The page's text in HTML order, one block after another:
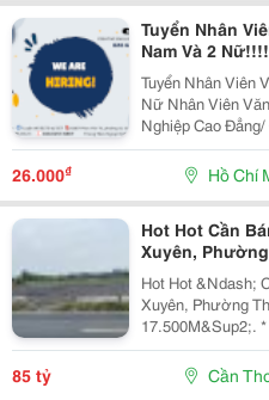
Tuyển Nhân
Nam Và 2
Tuyển Nhân Viên
Nữ Nhân Viên Văn Phòng: (Là Sinh Viên Hoặc Đã Tốt
Nghiệp Cao Đẳng/ Đại Học) 1/ Vị
Time (2 Nam 2 Nữ) Ca Làm: 13:00 Đến 21:00 (1
Được Nghỉ Phép
26.000₫ Hồ Chí
Hot Hot Cần
Xuyên,
Hot Hot &Ndash;
Xuyên, Phường Thốt
17.500M&Sup2;.
* Đất Ở Đô Thị
Trồng Lúa.
85 tỷ Cần